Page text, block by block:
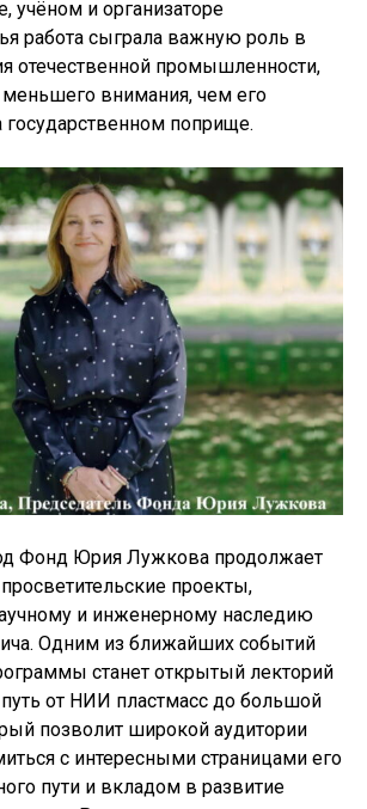
учёном и организаторе
работа сыграла важную роль в
отечественной промышленности,
внимания, чем его
государственном поприще.
Фонд Юрия Лужкова продолжает
проекты,
и инженерному наследию
Одним из ближайших событий
станет открытый лекторий
от НИИ пластмасс до большой
позволит широкой аудитории
с интересными страницами его
пути и вкладом в развитие